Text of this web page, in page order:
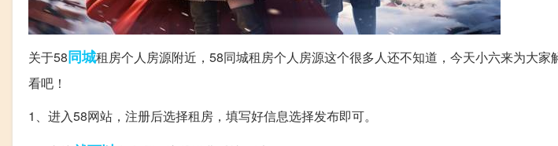
关于58同城租房个人房源附近，58同城租房个人房源这个很多人还不知道，今天小六来为大
看吧！
1、进入58网站，注册后选择租房，填写好信息选择发布即可。